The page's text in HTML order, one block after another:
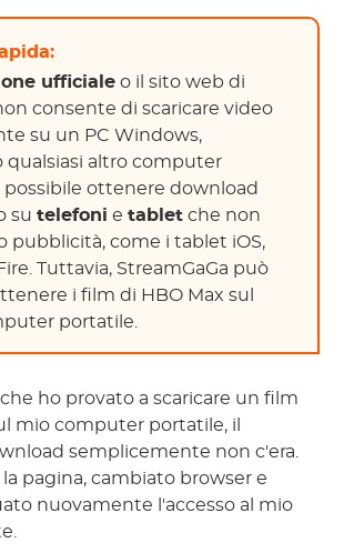
ufficiale o il sito web di
consente di scaricare video
su un PC Windows,
qualsiasi altro computer
possibile ottenere download
sutelefoni etablet che non
pubblicità, come i tablet iOS,
Tuttavia, StreamGaGa può
i film di HBO Max sul
portatile.
che ho provato a scaricare un film
mio computer portatile, il
semplicemente non c'era.
pagina, cambiato browser e
nuovamente l'accesso al mio